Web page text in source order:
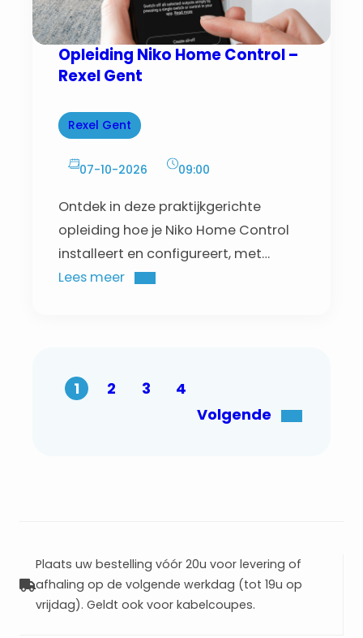
Opleiding Niko Home Control –
Rexel Gent
Rexel Gent
07-10-2026 09:00
Ontdek in deze praktijkgerichte
opleiding hoe je Niko Home Control
installeert en configureert, met
hands-on oefeningen en begeleiding
Lees meer
1 2 3
4
Volgende
Plaats uw bestelling vóór 20u voor levering of
afhaling op de volgende werkdag (tot 19u op
vrijdag). Geldt ook voor kabelcoupes.